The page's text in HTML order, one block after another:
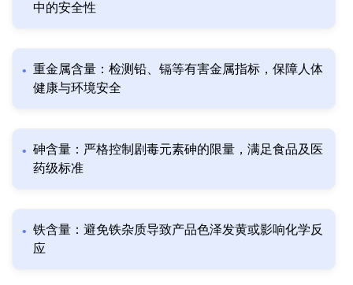
中的安全性
重金属含量：检测铅、镉等有害金属指标，保障人体
健康与环境安全
砷含量：严格控制剧毒元素砷的限量，满足食品及医
药级标准
铁含量：避免铁杂质导致产品色泽发黄或影响化学反
应